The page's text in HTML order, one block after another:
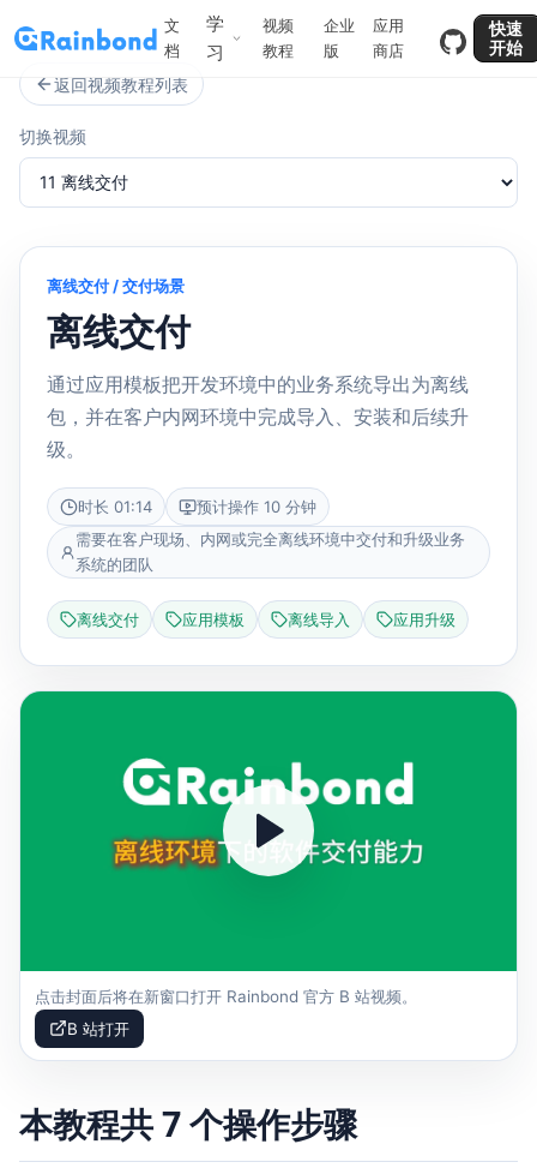
文
档
学
习
视频
教程
企业
版
应用
商店
快速
开始
返回视频教程列表
切换视频
离线交付 / 交付场景
离线交付
通过应用模板把开发环境中的业务系统导出为离线
包，并在客户内网环境中完成导入、安装和后续升
级。
时长 01:14 预计操作 10 分钟
需要在客户现场、内网或完全离线环境中交付和升级业务
系统的团队
离线交付 应用模板 离线导入 应用升级
点击封面后将在新窗口打开 Rainbond 官方 B 站视频。
B 站打开
本教程共 7 个操作步骤